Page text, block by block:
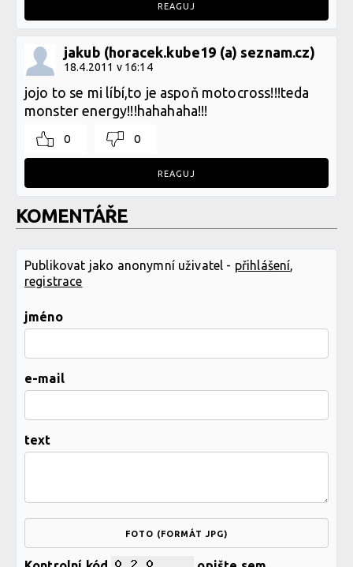
REAGUJ
jakub (horacek.kube19 (a) seznam.cz)
18.4.2011 v 16:14
jojo to se mi líbí,to je aspoň motocross!!!teda
monster energy!!!hahahaha!!!
0 0
REAGUJ
KOMENTÁŘE
Publikovat jako anonymní uživatel - přihlášení,
registrace
jméno
e-mail
text
FOTO (FORMÁT JPG)